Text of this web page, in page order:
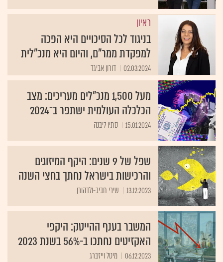
ראיון
בניגוד לכל הסיכויים היא הפכה
למפקדת ממר"ם, והיום היא מנכ"לית
02.03.2024 דורון אביגד
מעל 1,500 מנכ"לים מעריכים: מצב
הכלכלה העולמית ישתפר ב־2024
15.01.2024 סתיו ליבנה
שפל של 9 שנים: היקף המיזוגים
והרכישות בישראל נחתך בחצי השנה
13.12.2023 שירי חביב-ולדהורן
המשבר בענף ההייטק: היקפי
האקזיטים נחתכו ב-56% בשנת 2023
06.12.2023 מיטל וייזברג